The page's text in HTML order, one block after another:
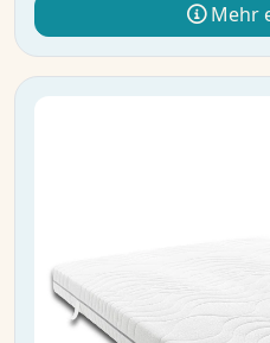
Mehr